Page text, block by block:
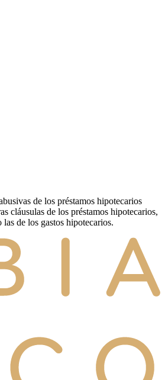
de los préstamos hipotecarios
cláusulas de los préstamos hipotecarios,
de los gastos hipotecarios.